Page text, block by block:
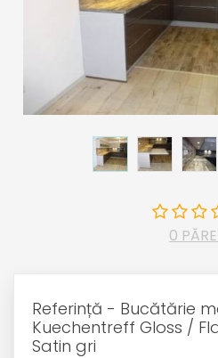
0
Referință - Bucătărie
Kuechentreff Gloss /
Satin gri